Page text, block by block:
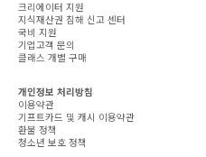
크리에이터 지원
지식재산권 침해 신고 센터
국비 지원
기업고객 문의
클래스 개별 구매
개인정보 처리방침
이용약관
기프트카드 및 캐시 이용약관
환불 정책
청소년 보호 정책